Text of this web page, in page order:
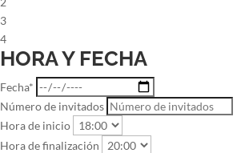
3
4
HORA Y FECHA
Fecha*
Número de invitados
Hora de inicio
Hora de finalización